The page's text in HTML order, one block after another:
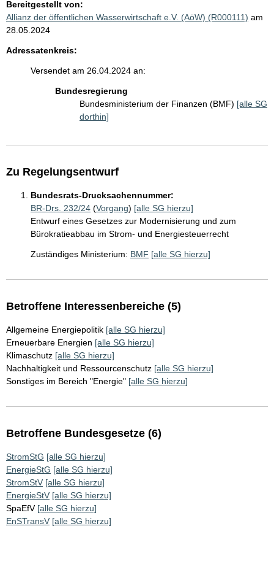
Bereitgestellt von:
Allianz der öffentlichen Wasserwirtschaft e.V. (AöW) (R000111) am
28.05.2024
Adressatenkreis:
Versendet am 26.04.2024 an:
Bundesregierung
Bundesministerium der Finanzen (BMF) [alle SG
dorthin]
Zu Regelungsentwurf
Bundesrats-Drucksachennummer:
BR-Drs. 232/24 (Vorgang) [alle SG hierzu]
Entwurf eines Gesetzes zur Modernisierung und zum
Bürokratieabbau im Strom- und Energiesteuerrecht
Zuständiges Ministerium: BMF [alle SG hierzu]
Betroffene Interessenbereiche (5)
Allgemeine Energiepolitik [alle SG hierzu]
Erneuerbare Energien [alle SG hierzu]
Klimaschutz [alle SG hierzu]
Nachhaltigkeit und Ressourcenschutz [alle SG hierzu]
Sonstiges im Bereich "Energie" [alle SG hierzu]
Betroffene Bundesgesetze (6)
StromStG [alle SG hierzu]
EnergieStG [alle SG hierzu]
StromStV [alle SG hierzu]
EnergieStV [alle SG hierzu]
SpaEfV [alle SG hierzu]
EnSTransV [alle SG hierzu]